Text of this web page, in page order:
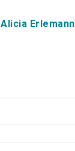
Alicia Erlemann